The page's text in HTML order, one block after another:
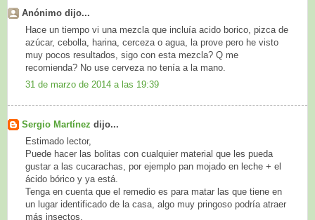
Anónimo dijo...
Hace un tiempo vi una mezcla que incluía acido borico, pizca de
azúcar, cebolla, harina, cerceza o agua, la prove pero he visto
muy pocos resultados, sigo con esta mezcla? Q me
recomienda? No use cerveza no tenía a la mano.
31 de marzo de 2014 a las 19:39
Sergio Martínez dijo...
Estimado lector,
Puede hacer las bolitas con cualquier material que les pueda
gustar a las cucarachas, por ejemplo pan mojado en leche + el
ácido bórico y ya está.
Tenga en cuenta que el remedio es para matar las que tiene en
un lugar identificado de la casa, algo muy pringoso podría atraer
más insectos.